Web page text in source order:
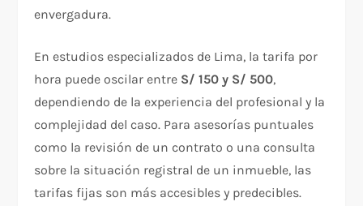
envergadura.
En estudios especializados de Lima, la tarifa por
hora puede oscilar entre S/ 150 y S/ 500,
dependiendo de la experiencia del profesional y la
complejidad del caso. Para asesorías puntuales
como la revisión de un contrato o una consulta
sobre la situación registral de un inmueble, las
tarifas fijas son más accesibles y predecibles.